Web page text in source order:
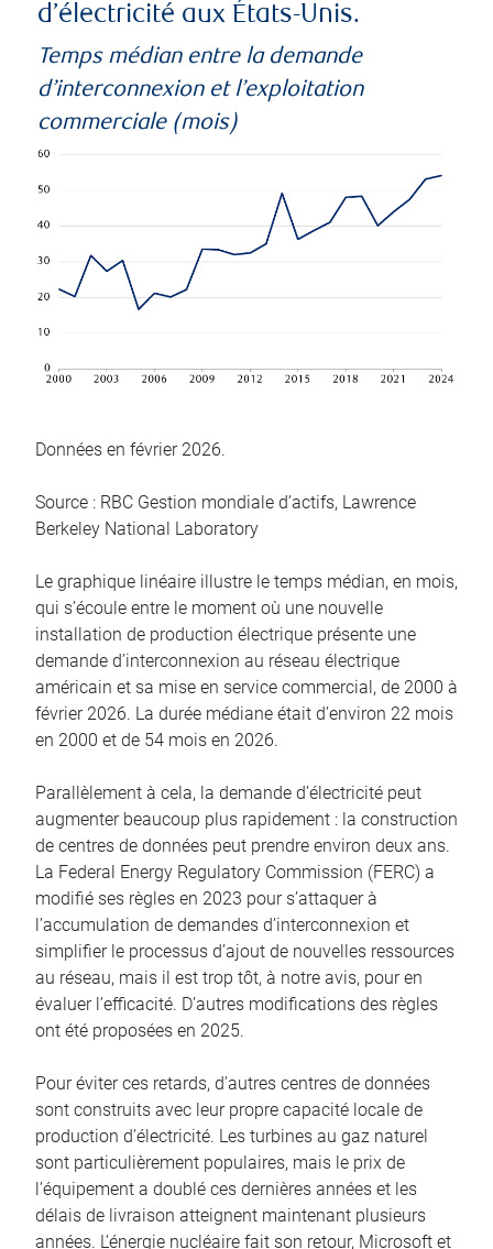
d’électricité aux États-Unis.
Temps médian entre la demande
d’interconnexion et l’exploitation
commerciale (mois)
Données en février 2026.
Source : RBC Gestion mondiale d’actifs, Lawrence
Berkeley National Laboratory
Le graphique linéaire illustre le temps médian, en mois,
qui s’écoule entre le moment où une nouvelle
installation de production électrique présente une
demande d’interconnexion au réseau électrique
américain et sa mise en service commercial, de 2000 à
février 2026. La durée médiane était d’environ 22 mois
en 2000 et de 54 mois en 2026.
Parallèlement à cela, la demande d’électricité peut
augmenter beaucoup plus rapidement : la construction
de centres de données peut prendre environ deux ans.
La Federal Energy Regulatory Commission (FERC) a
modifié ses règles en 2023 pour s’attaquer à
l’accumulation de demandes d’interconnexion et
simplifier le processus d’ajout de nouvelles ressources
au réseau, mais il est trop tôt, à notre avis, pour en
évaluer l’efficacité. D’autres modifications des règles
ont été proposées en 2025.
Pour éviter ces retards, d’autres centres de données
sont construits avec leur propre capacité locale de
production d’électricité. Les turbines au gaz naturel
sont particulièrement populaires, mais le prix de
l’équipement a doublé ces dernières années et les
délais de livraison atteignent maintenant plusieurs
années. L’énergie nucléaire fait son retour, Microsoft et